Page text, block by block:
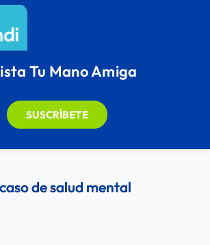
Tu Mano Amiga
SUSCRÍBETE
de salud mental